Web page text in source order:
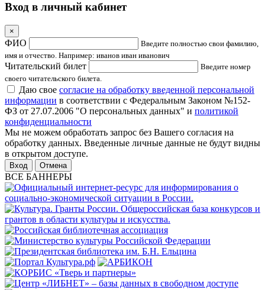
Вход в личный кабинет
×
ФИО
Введите полностью свои фамилию,
имя и отчество. Например: иванов иван иванович
Читательский билет
Введите номер
своего читательского билета.
Даю свое согласие на обработку введенной персональной
информации в соответствии с Федеральным Законом №152-
ФЗ от 27.07.2006 "О персональных данных" и политикой
конфиденциальности
Мы не можем обработать запрос без Вашего согласия на
обработку данных. Введенные личные данные не будут видны
в открытом доступе.
Отмена
ВСЕ БАННЕРЫ